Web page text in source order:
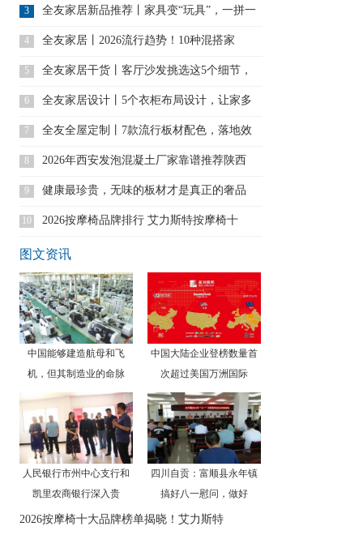
3 全友家居新品推荐丨家具变“玩具”，一拼一
4 全友家居丨2026流行趋势！10种混搭家
5
全友家居干货丨客厅沙发挑选这5个细节，
一
6
全友家居设计丨5个衣柜布局设计，让家多
出
7
全友全屋定制丨7款流行板材配色，落地效
8 2026年西安发泡混凝土厂家靠谱推荐陕西
9 健康最珍贵，无味的板材才是真正的奢品
10 2026按摩椅品牌排行 艾力斯特按摩椅十
图文资讯
中国能够建造航母和飞
机，但其制造业的命脉
中国大陆企业登榜数量首
次超过美国万洲国际
人民银行市州中心支行和
凯里农商银行深入贵
四川自贡：富顺县永年镇
搞好八一慰问，做好
2026按摩椅十大品牌榜单揭晓！艾力斯特